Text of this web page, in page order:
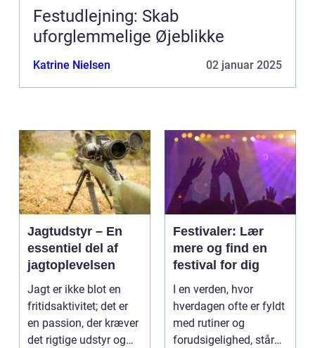
Festudlejning: Skab
uforglemmelige Øjeblikke
Katrine Nielsen 02 januar 2025
Jagtudstyr – En
essentiel del af
jagtoplevelsen
Jagt er ikke blot en
fritidsaktivitet; det er
en passion, der kræver
det rigtige udstyr og
Festivaler: Lær
mere og find en
festival for dig
I en verden, hvor
hverdagen ofte er fyldt
med rutiner og
forudsigelighed, står